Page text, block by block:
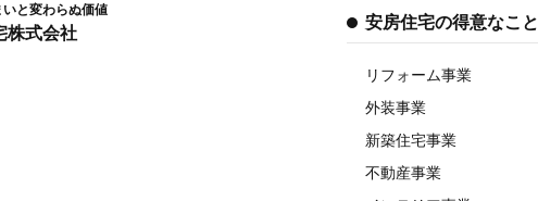
と変わらぬ価値
株式会社 安房住宅の得意なこと
リフォーム事業
外装事業
新築住宅事業
不動産事業